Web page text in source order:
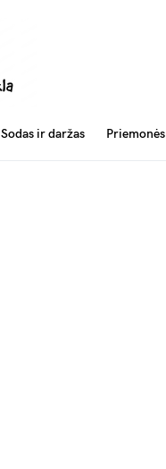
Sodas ir daržas Priemonės